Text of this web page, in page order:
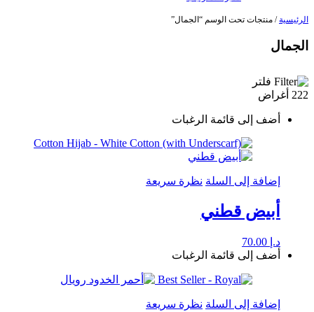
الرئيسية/ منتجات تحت الوسم “الجمال”
الجمال
فلتر
222 أغراض
أضف إلى قائمة الرغبات
إضافة إلى السلة نظرة سريعة
أبيض قطني
د.إ
أضف إلى قائمة الرغبات
إضافة إلى السلة نظرة سريعة